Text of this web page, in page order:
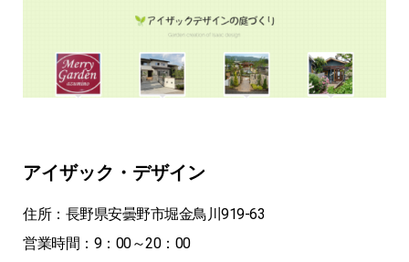
アイザック・デザイン
住所：長野県安曇野市堀金鳥川919-63
営業時間：9：00～20：00